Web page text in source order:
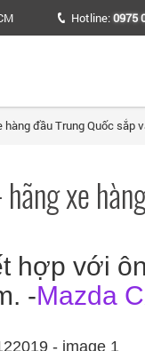
Hotline:0975
hàng đầu Trung Quốc sắp
hãng xe
hợp với
-Mazda